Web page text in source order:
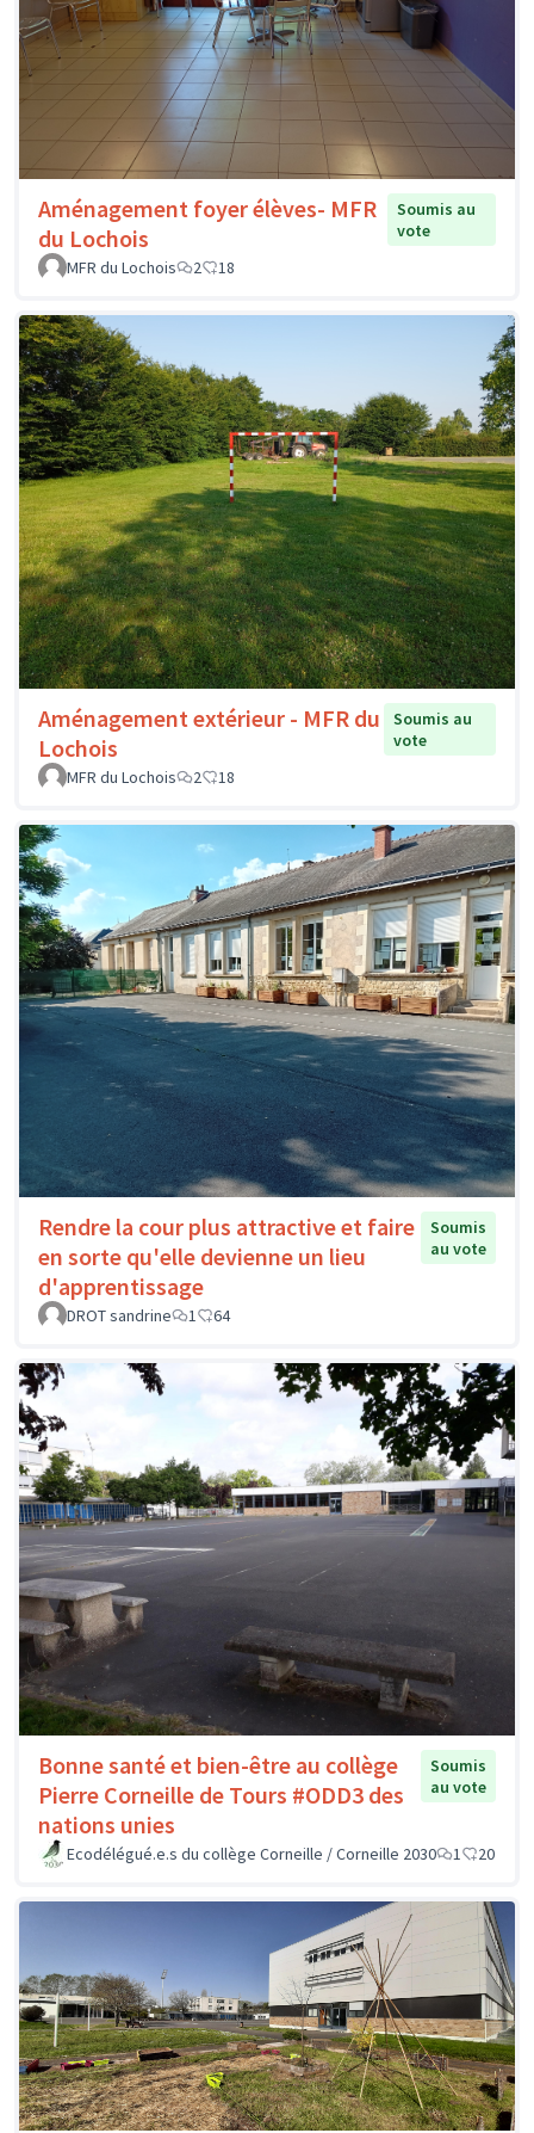
Aménagement foyer élèves- MFR
du Lochois
Soumis au
vote
MFR du Lochois
2 18
Aménagement extérieur - MFR du
Lochois
Soumis au
vote
MFR du Lochois
2 18
Rendre la cour plus attractive et faire
en sorte qu'elle devienne un lieu
d'apprentissage
Soumis
au vote
DROT sandrine 1 64
Bonne santé et bien-être au collège
Pierre Corneille de Tours #ODD3 des
nations unies
Soumis
au vote
Ecodélégué.e.s du collège Corneille / Corneille 2030 1 20